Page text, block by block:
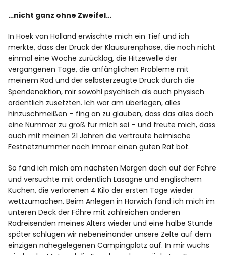
…nicht ganz ohne Zweifel…
In Hoek van Holland erwischte mich ein Tief und ich
merkte, dass der Druck der Klausurenphase, die noch nicht
einmal eine Woche zurücklag, die Hitzewelle der
vergangenen Tage, die anfänglichen Probleme mit
meinem Rad und der selbsterzeugte Druck durch die
Spendenaktion, mir sowohl psychisch als auch physisch
ordentlich zusetzten. Ich war am überlegen, alles
hinzuschmeißen – fing an zu glauben, dass das alles doch
eine Nummer zu groß für mich sei – und freute mich, dass
auch mit meinen 21 Jahren die vertraute heimische
Festnetznummer noch immer einen guten Rat bot.
So fand ich mich am nächsten Morgen doch auf der Fähre
und versuchte mit ordentlich Lasagne und englischem
Kuchen, die verlorenen 4 Kilo der ersten Tage wieder
wettzumachen. Beim Anlegen in Harwich fand ich mich im
unteren Deck der Fähre mit zahlreichen anderen
Radreisenden meines Alters wieder und eine halbe Stunde
später schlugen wir nebeneinander unsere Zelte auf dem
einzigen nahegelegenen Campingplatz auf. In mir wuchs